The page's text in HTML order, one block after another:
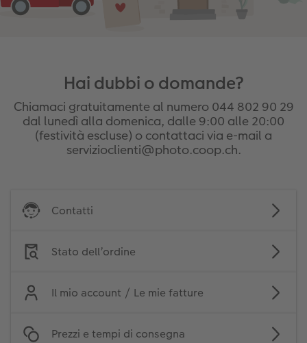
Hai dubbi o domande?
Chiamaci gratuitamente al numero 044 802 90 29
dal lunedì alla domenica, dalle 9:00 alle 20:00
(festività escluse) o contattaci via e-mail a
servizioclienti@photo.coop.ch.
Contatti
Stato dell’ordine
Il mio account / Le mie fatture
Prezzi e tempi di consegna